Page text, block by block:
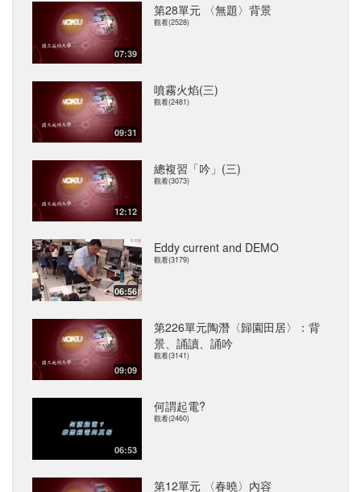
07:39
第28單元 〈無題〉背景
觀看(2528)
09:31
噴霧火焰(三)
觀看(2481)
12:12
總複習「吟」(三)
觀看(3073)
06:56
Eddy current and DEMO
觀看(3179)
09:09
第226單元陶潛〈歸園田居〉：背
景、誦讀、誦吟
觀看(3141)
06:53
何謂起電?
觀看(2460)
第12單元 〈春曉〉內容